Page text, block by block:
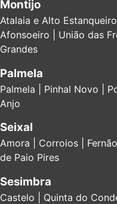
Montijo
Atalaia e Alto
Afonsoeiro | União das
Grandes
Palmela
Palmela | Pinhal Novo |
Anjo
Seixal
Amora | Corroios |
de Paio Pires
Sesimbra
Castelo | Quinta do